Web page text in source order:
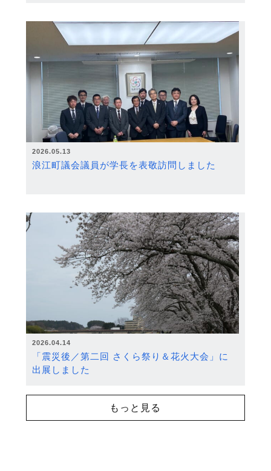
2026.05.13
浪江町議会議員が学長を表敬訪問しました
2026.04.14
「震災後／第二回 さくら祭り＆花火大会」に
出展しました
もっと見る